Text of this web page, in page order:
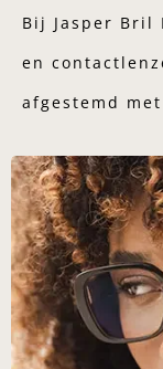
Bij Jasper
en
afgestemd